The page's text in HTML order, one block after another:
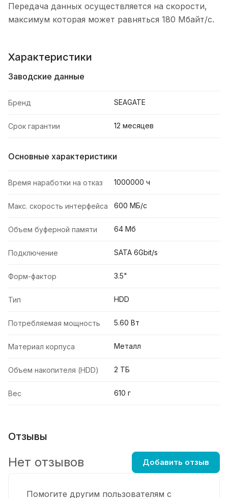
Передача данных осуществляется на скорости,
максимум которая может равняться 180 Мбайт/с.
Характеристики
Заводские данные
Бренд SEAGATE
Срок гарантии 12 месяцев
Основные характеристики
Время наработки на отказ 1000000 ч
Макс. скорость интерфейса 600 МБ/с
Объем буферной памяти 64 Мб
Подключение SATA 6Gbit/s
Форм-фактор 3.5"
Тип HDD
Потребляемая мощность 5.60 Вт
Материал корпуса Металл
Объем накопителя (HDD) 2 ТБ
Вес 610 г
Отзывы
Помогите другим пользователям с
Нет отзывов Добавить отзыв